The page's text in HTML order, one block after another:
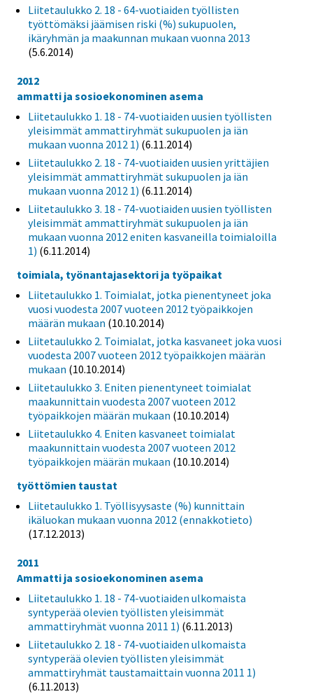
Liitetaulukko 2. 18 - 64-vuotiaiden työllisten
työttömäksi jäämisen riski (%) sukupuolen,
ikäryhmän ja maakunnan mukaan vuonna 2013
(5.6.2014)
2012
ammatti ja sosioekonominen asema
Liitetaulukko 1. 18 - 74-vuotiaiden uusien työllisten
yleisimmät ammattiryhmät sukupuolen ja iän
mukaan vuonna 2012 1) (6.11.2014)
Liitetaulukko 2. 18 - 74-vuotiaiden uusien yrittäjien
yleisimmät ammattiryhmät sukupuolen ja iän
mukaan vuonna 2012 1) (6.11.2014)
Liitetaulukko 3. 18 - 74-vuotiaiden uusien työllisten
yleisimmät ammattiryhmät sukupuolen ja iän
mukaan vuonna 2012 eniten kasvaneilla toimialoilla
1) (6.11.2014)
toimiala, työnantajasektori ja työpaikat
Liitetaulukko 1. Toimialat, jotka pienentyneet joka
vuosi vuodesta 2007 vuoteen 2012 työpaikkojen
määrän mukaan (10.10.2014)
Liitetaulukko 2. Toimialat, jotka kasvaneet joka vuosi
vuodesta 2007 vuoteen 2012 työpaikkojen määrän
mukaan (10.10.2014)
Liitetaulukko 3. Eniten pienentyneet toimialat
maakunnittain vuodesta 2007 vuoteen 2012
työpaikkojen määrän mukaan (10.10.2014)
Liitetaulukko 4. Eniten kasvaneet toimialat
maakunnittain vuodesta 2007 vuoteen 2012
työpaikkojen määrän mukaan (10.10.2014)
työttömien taustat
Liitetaulukko 1. Työllisyysaste (%) kunnittain
ikäluokan mukaan vuonna 2012 (ennakkotieto)
(17.12.2013)
2011
Ammatti ja sosioekonominen asema
Liitetaulukko 1. 18 - 74-vuotiaiden ulkomaista
syntyperää olevien työllisten yleisimmät
ammattiryhmät vuonna 2011 1) (6.11.2013)
Liitetaulukko 2. 18 - 74-vuotiaiden ulkomaista
syntyperää olevien työllisten yleisimmät
ammattiryhmät taustamaittain vuonna 2011 1)
(6.11.2013)